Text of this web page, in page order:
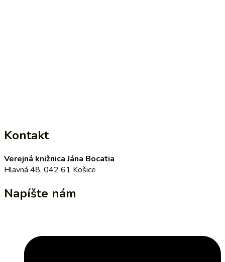
Kontakt
Verejná knižnica Jána Bocatia
Hlavná 48, 042 61 Košice
Napíšte nám